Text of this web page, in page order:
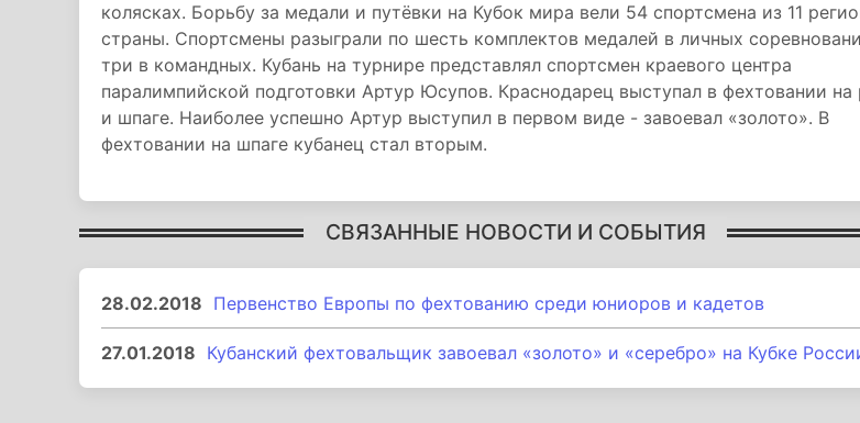
колясках. Борьбу за медали и путёвки на Кубок мира вели 54 спортсмена из 11
страны. Спортсмены разыграли по шесть комплектов медалей в личных
три в командных. Кубань на турнире представлял спортсмен краевого центра
паралимпийской подготовки Артур Юсупов. Краснодарец выступал в фехтовании на
и шпаге. Наиболее успешно Артур выступил в первом виде - завоевал «золото». В
фехтовании на шпаге кубанец стал вторым.
СВЯЗАННЫЕ НОВОСТИ И СОБЫТИЯ
28.02.2018 Первенство Европы по фехтованию среди юниоров и кадетов
27.01.2018 Кубанский фехтовальщик завоевал «золото» и «серебро» на Кубке